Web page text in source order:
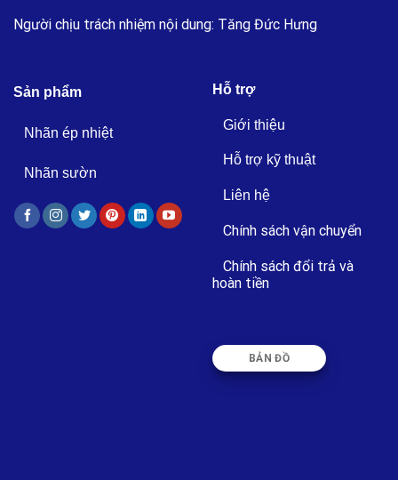
Người chịu trách nhiệm nội dung: Tăng Đức Hưng
Sản phẩm
Nhãn ép nhiệt
Nhãn sườn
Hỗ trợ
Giới thiệu
Hỗ trợ kỹ thuật
Liên hệ
Chính sách vận chuyển
Chính sách đổi trả và
hoàn tiền
BẢN ĐỒ